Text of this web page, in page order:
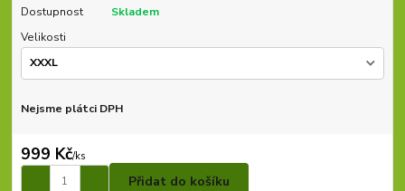
Dostupnost
Skladem
Velikosti
Nejsme plátci DPH
999 Kč/ks
Přidat do košíku